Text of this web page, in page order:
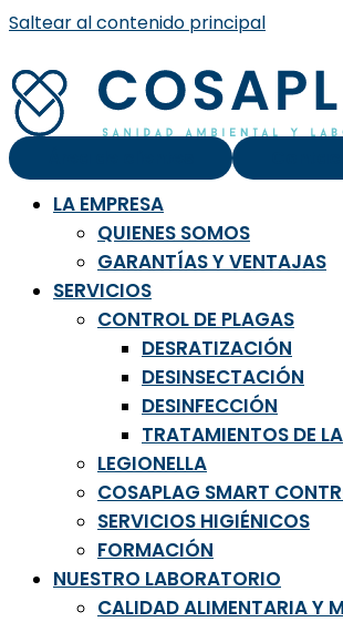
Saltear al contenido principal
LA EMPRESA
QUIENES SOMOS
GARANTÍAS Y VENTAJAS
SERVICIOS
CONTROL DE PLAGAS
DESRATIZACIÓN
DESINSECTACIÓN
DESINFECCIÓN
TRATAMIENTOS DE
LEGIONELLA
COSAPLAG SMART
SERVICIOS HIGIÉNICOS
FORMACIÓN
NUESTRO LABORATORIO
CALIDAD ALIMENTARIA Y